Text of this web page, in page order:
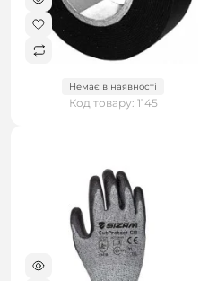
Немає в наявності
Код товару: 1145